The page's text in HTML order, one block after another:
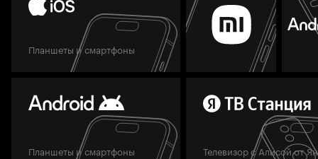
Планшеты и смартфоны
Планшеты и смартфоны Телевизор с Алисой от